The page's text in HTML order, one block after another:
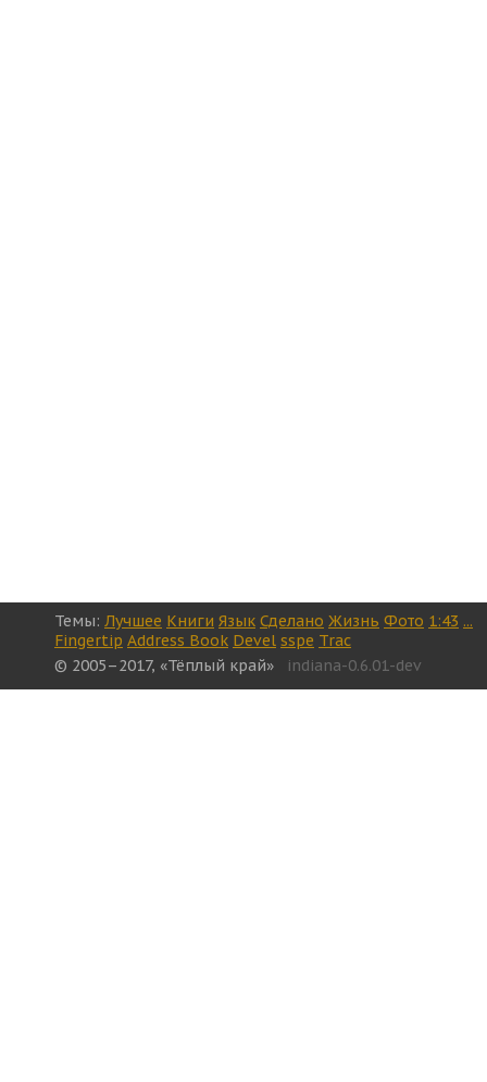
Темы: Лучшее Книги Язык Сделано Жизнь Фото 1:43 ...
Fingertip Address Book Devel sspe Trac
© 2005–2017, «Тёплый край»
indiana-0.6.01-dev